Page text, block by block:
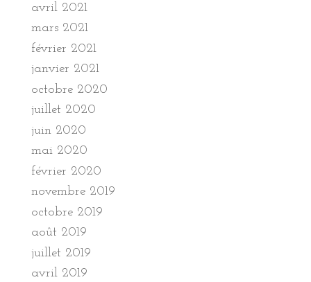
avril 2021
mars 2021
février 2021
janvier 2021
octobre 2020
juillet 2020
juin 2020
mai 2020
février 2020
novembre 2019
octobre 2019
août 2019
juillet 2019
avril 2019